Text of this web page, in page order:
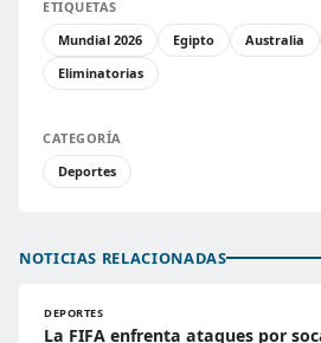
ETIQUETAS
Mundial 2026
Egipto Australia
Eliminatorias
CATEGORÍA
Deportes
NOTICIAS RELACIONADAS
DEPORTES
La FIFA enfrenta ataques por